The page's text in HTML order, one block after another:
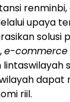
renminbi,
upaya
solusi
e-commerce
dapat
riil.